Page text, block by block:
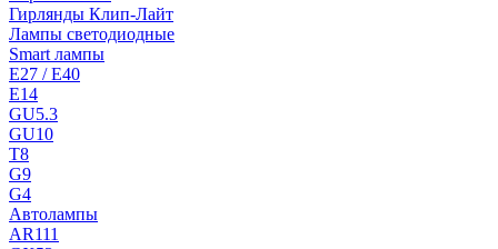
Гирлянды Клип-Лайт
Лампы светодиодные
Smart лампы
E27 / E40
E14
GU5.3
GU10
T8
G9
G4
Автолампы
AR111